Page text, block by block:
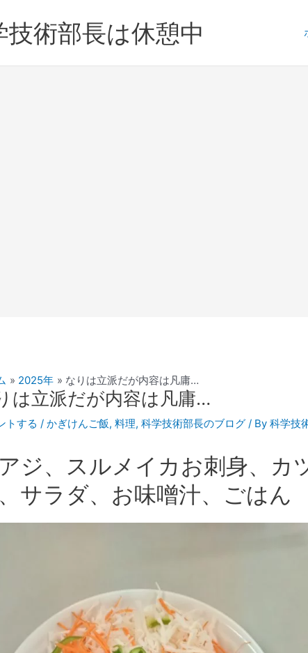
技術部長は休憩中
2025年 なりは立派だが内容は凡庸…
は立派だが内容は凡庸…
トする /かぎけんご飯,料理,科学技術部長のブログ / By科学技
ジ、スルメイカお刺身、カ
サラダ、お味噌汁、ごはん